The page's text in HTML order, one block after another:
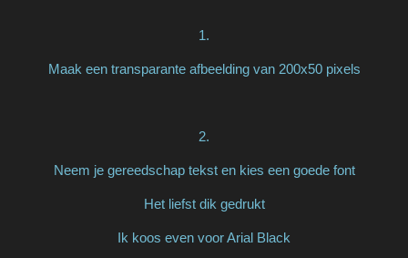
1.
Maak een transparante afbeelding van 200x50 pixels
2.
Neem je gereedschap tekst en kies een goede font
Het liefst dik gedrukt
Ik koos even voor Arial Black